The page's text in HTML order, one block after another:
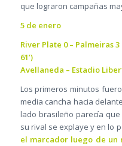
que lograron campañas
5 de enero
River Plate 0 – Palmeiras 3
61’)
Avellaneda – Estadio
Los primeros minutos
media cancha hacia
lado brasileño parecía
su rival se explaye y en lo
el marcador luego de un